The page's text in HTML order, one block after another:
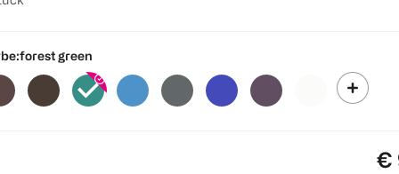
forest green
€